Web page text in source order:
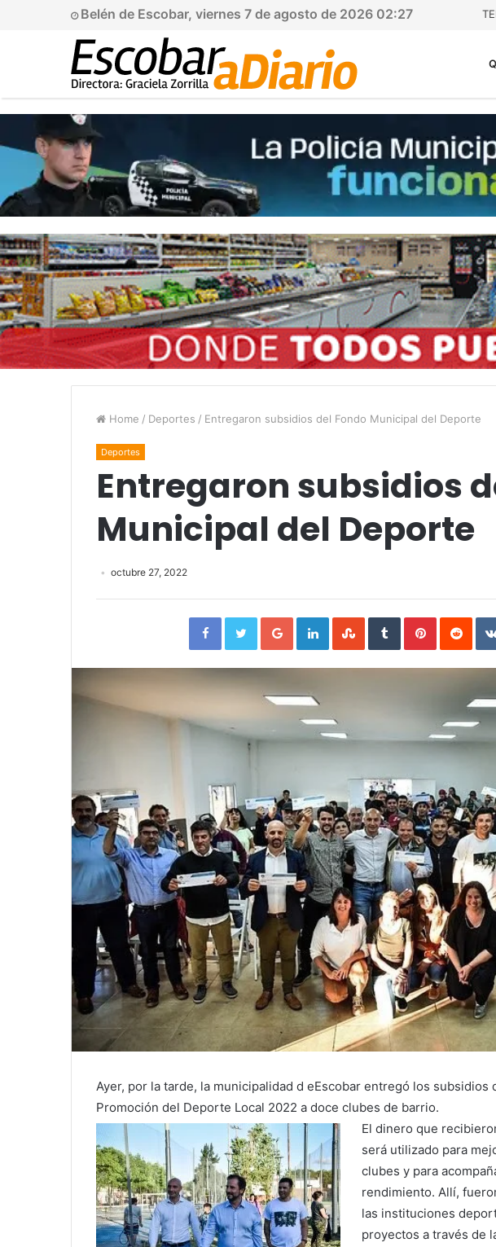
Belén de Escobar, viernes 7 de agosto de 2026 02:27
Home / Deportes / Entregaron subsidios del Fondo Municipal del Deporte
Deportes
Entregaron subsidios
Municipal del Deporte
octubre 27, 2022
FacebookTwitterGoogle+LinkedInStumbleUpon
TumblrPinterest
Ayer, por la tarde, la municipalidad d eEscobar entregó los subsidios
Promoción del Deporte Local 2022 a doce clubes de barrio.
El dinero que
será utilizado para
clubes y para
rendimiento. Allí,
las instituciones
proyectos a través de